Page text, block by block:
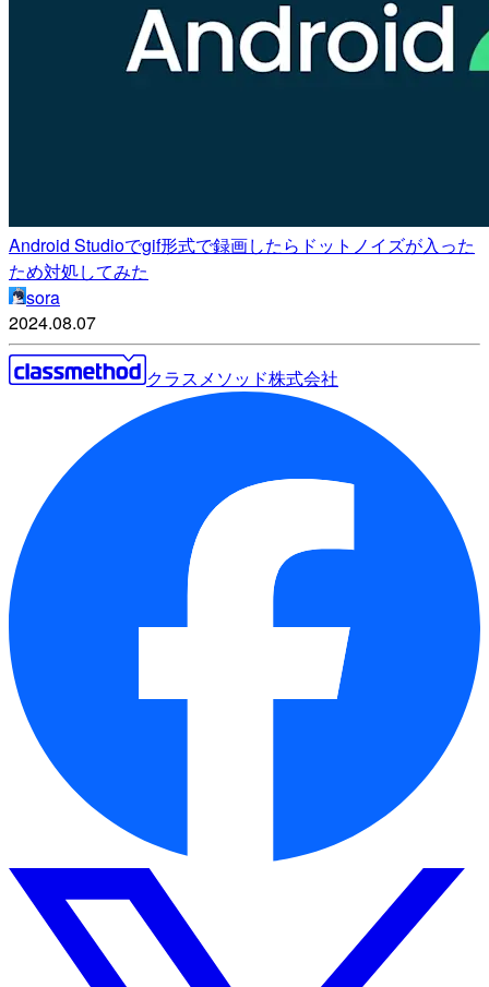
Android Studioでgif形式で録画したらドットノイズが入った
ため対処してみた
sora
2024.08.07
クラスメソッド株式会社